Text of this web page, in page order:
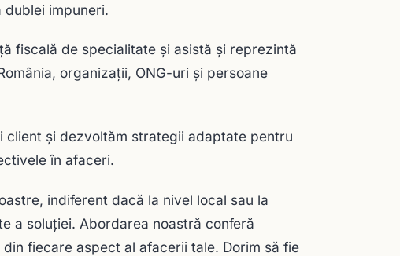
impuneri.
fiscală de specialitate și asistă și reprezintă
organizații, ONG-uri și persoane
client și dezvoltăm strategii adaptate pentru
în afaceri.
indiferent dacă la nivel local sau la
a soluției. Abordarea noastră conferă
fiecare aspect al afacerii tale. Dorim să fie